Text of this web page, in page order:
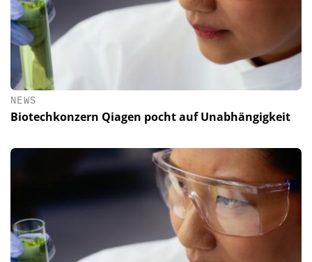
NEWS
Biotechkonzern Qiagen pocht auf Unabhängigkeit